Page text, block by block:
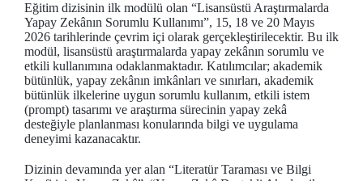
Eğitim dizisinin ilk modülü olan “Lisansüstü Araştırmalarda
Yapay Zekânın Sorumlu Kullanımı”, 15, 18 ve 20 Mayıs
2026 tarihlerinde çevrim içi olarak gerçekleştirilecektir. Bu ilk
modül, lisansüstü araştırmalarda yapay zekânın sorumlu ve
etkili kullanımına odaklanmaktadır. Katılımcılar; akademik
bütünlük, yapay zekânın imkânları ve sınırları, akademik
bütünlük ilkelerine uygun sorumlu kullanım, etkili istem
(prompt) tasarımı ve araştırma sürecinin yapay zekâ
desteğiyle planlanması konularında bilgi ve uygulama
deneyimi kazanacaktır.
Dizinin devamında yer alan “Literatür Taraması ve Bilgi